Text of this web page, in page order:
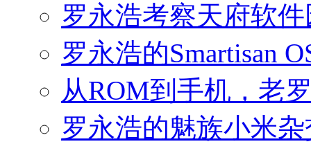
罗永浩考察天府软
罗永浩的Smartisan
从ROM到手机，老
罗永浩的魅族小米